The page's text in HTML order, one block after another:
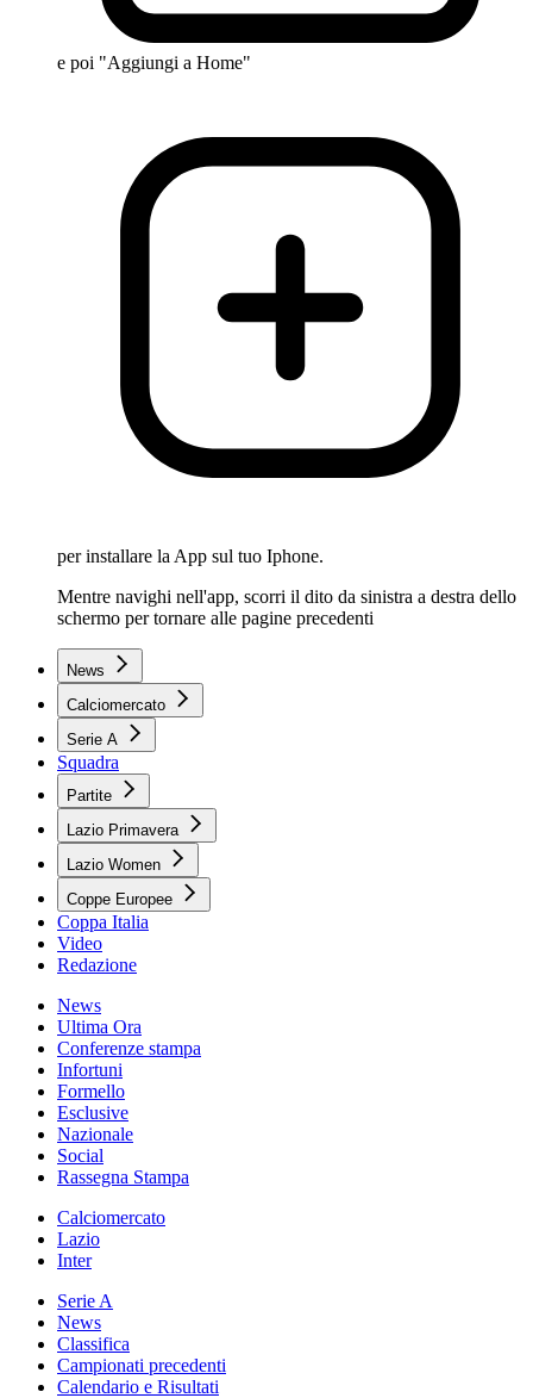
e poi "Aggiungi a Home"
per installare la App sul tuo Iphone.
Mentre navighi nell'app, scorri il dito da sinistra a destra dello
schermo per tornare alle pagine precedenti
News
Calciomercato
Serie A
Squadra
Partite
Lazio Primavera
Lazio Women
Coppe Europee
Coppa Italia
Video
Redazione
News
Ultima Ora
Conferenze stampa
Infortuni
Formello
Esclusive
Nazionale
Social
Rassegna Stampa
Calciomercato
Lazio
Inter
Serie A
News
Classifica
Campionati precedenti
Calendario e Risultati